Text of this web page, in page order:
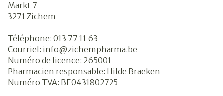
Markt 7
3271 Zichem
Téléphone: 013 77 11 63
Courriel: info@zichempharma.be
Numéro de licence: 265001
Pharmacien responsable: Hilde Braeken
Numéro TVA: BE0431802725